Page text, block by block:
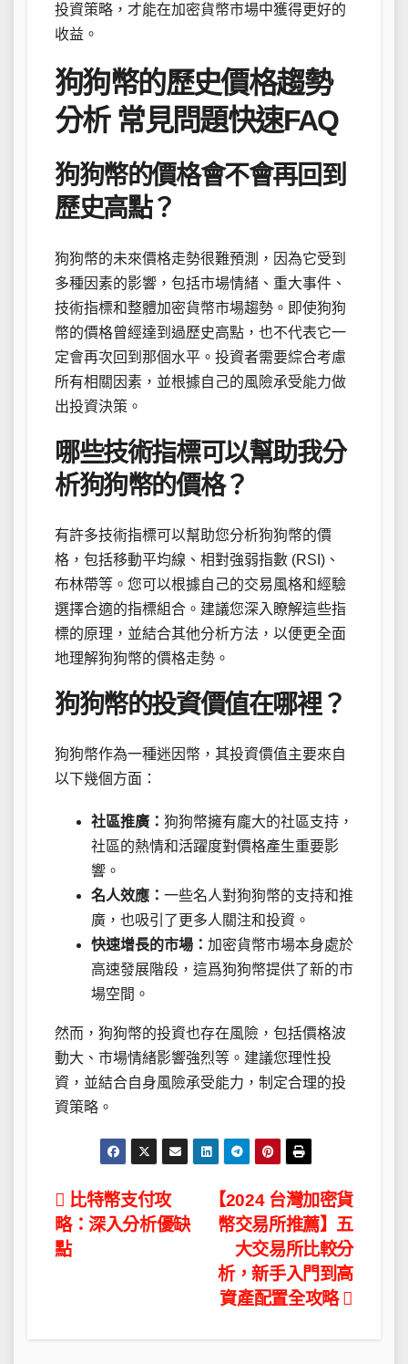
投資策略，才能在加密貨幣市場中獲得更好的
收益。
狗狗幣的歷史價格趨勢
分析 常見問題快速FAQ
狗狗幣的價格會不會再回到
歷史高點？
狗狗幣的未來價格走勢很難預測，因為它受到
多種因素的影響，包括市場情緒、重大事件、
技術指標和整體加密貨幣市場趨勢。即使狗狗
幣的價格曾經達到過歷史高點，也不代表它一
定會再次回到那個水平。投資者需要綜合考慮
所有相關因素，並根據自己的風險承受能力做
出投資決策。
哪些技術指標可以幫助我分
析狗狗幣的價格？
有許多技術指標可以幫助您分析狗狗幣的價
格，包括移動平均線、相對強弱指數 (RSI)、
布林帶等。您可以根據自己的交易風格和經驗
選擇合適的指標組合。建議您深入瞭解這些指
標的原理，並結合其他分析方法，以便更全面
地理解狗狗幣的價格走勢。
狗狗幣的投資價值在哪裡？
狗狗幣作為一種迷因幣，其投資價值主要來自
以下幾個方面：
社區推廣： 狗狗幣擁有龐大的社區支持，
社區的熱情和活躍度對價格產生重要影
響。
名人效應： 一些名人對狗狗幣的支持和推
廣，也吸引了更多人關注和投資。
快速增長的市場： 加密貨幣市場本身處於
高速發展階段，這爲狗狗幣提供了新的市
場空間。
然而，狗狗幣的投資也存在風險，包括價格波
動大、市場情緒影響強烈等。建議您理性投
資，並結合自身風險承受能力，制定合理的投
資策略。
文
章
【2024 台灣加密貨
幣交易所推薦】五
大交易所比較分
析，新手入門到高
資產配置全攻略
比特幣支付攻
略：深入分析優缺
點